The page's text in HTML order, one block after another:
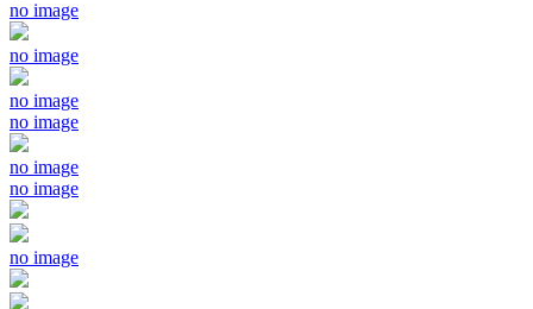
no image
no image
no image
no image
no image
no image
no image